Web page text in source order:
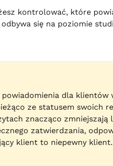
kontrolować, które
się na poziomie
dla klientów
ze statusem swoich
znacząco zmniejszają
zatwierdzania,
klient to niepewny klient.